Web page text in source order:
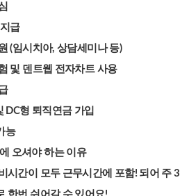
급
(임시치아, 상담세미나 등)
및 덴트웹 전자차트 사용
DC형 퇴직연금 가입
능
오셔야 하는 이유
시간이 모두 근무시간에 포함! 되어 주